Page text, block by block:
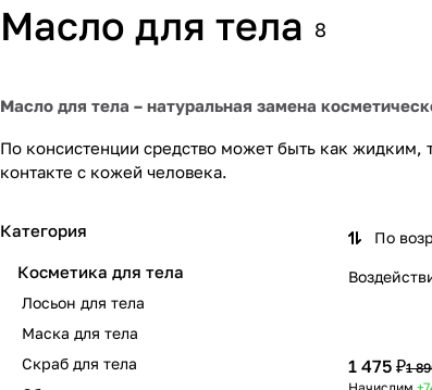
Масло для тела 8
Масло для тела – натуральная замена
По консистенции средство может быть как жидким,
контакте с кожей человека.
По
1 475 ₽1
Категория
Косметика для тела
Лосьон для тела
Маска для тела
Скраб для тела